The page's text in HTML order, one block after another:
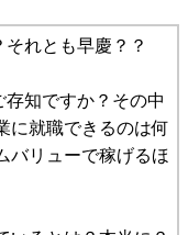
れとも早慶？？
知ですか？その中
に就職できるのは何
バリューで稼げるほ